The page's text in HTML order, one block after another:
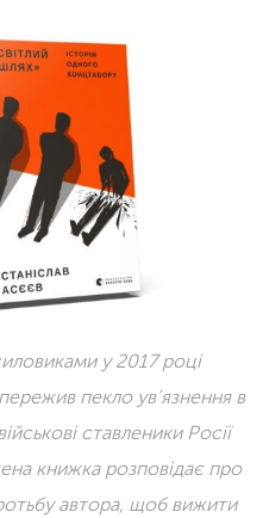
у 2017 році
пекло ув’язнення в
ставленики Росії
книжка розповідає про
автора, щоб вижити